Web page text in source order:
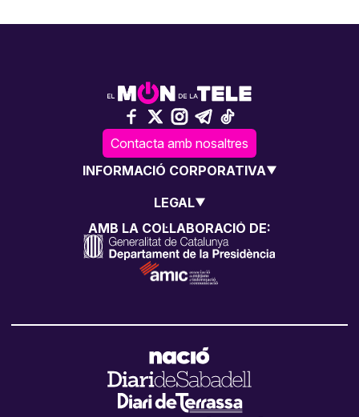
Contacta amb nosaltres
INFORMACIÓ CORPORATIVA
LEGAL
AMB LA COL·LABORACIÓ DE: